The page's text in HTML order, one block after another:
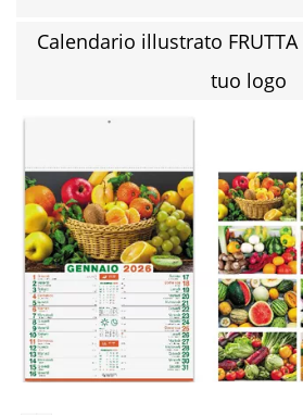
Calendario illustrato FRUTTA
tuo logo